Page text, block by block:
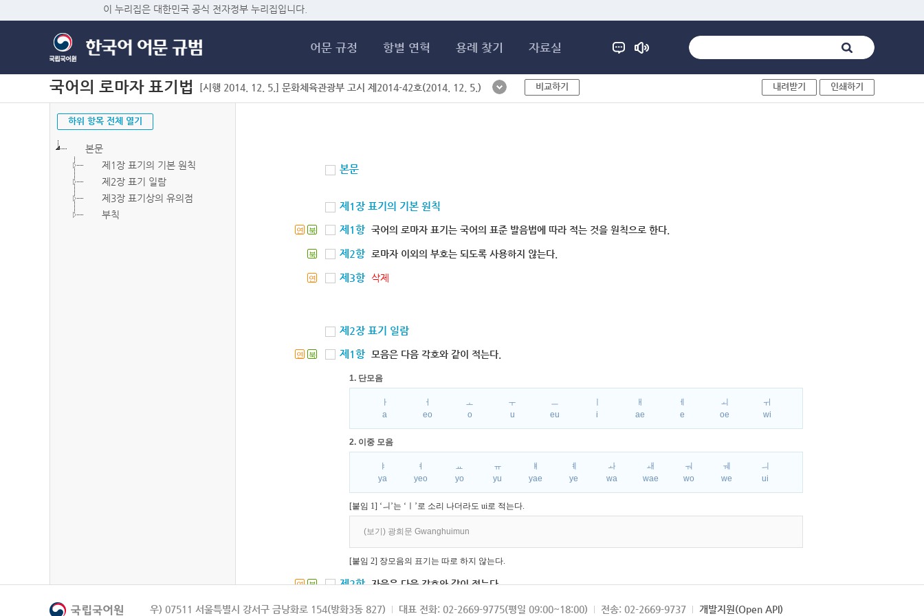
이 누리집은 대한민국 공식 전자정부 누리집입니다.
어문 규정 항별 연혁 용례 찾기 자료실
국어의 로마자 표기법 [시행 2014. 12. 5.] 문화체육관광부 고시 제2014-42호(2014. 12. 5.) 비교하기 내려받기 인쇄하기
하위 항목 전체 열기
본문
제1장 표기의 기본 원칙
제2장 표기 일람
제3장 표기상의 유의점
부칙
본문
제1장 표기의 기본 원칙
연 북 제1항 국어의 로마자 표기는 국어의 표준 발음법에 따라 적는 것을 원칙으로 한다.
북 제2항 로마자 이외의 부호는 되도록 사용하지 않는다.
연 제3항 삭제
제2장 표기 일람
연 북 제1항 모음은 다음 각호와 같이 적는다.
1. 단모음
ㅏ
a
ㅓ
eo
ㅗ
o
ㅜ
u
ㅡ
eu
i
ㅐ
ae
ㅔ
e
ㅚ
oe
ㅟ
wi
2. 이중 모음
ㅑ
ya
ㅕ
yeo
ㅛ
yo
ㅠ
yu
ㅒ
yae
ㅖ
ye
ㅘ
wa
ㅙ
wae
ㅝ
wo
ㅞ
we
ㅢ
ui
[붙임 1] ‘ㅢ’는 ‘ㅣ’로 소리 나더라도 ui로 적는다.
(보기) 광희문 Gwanghuimun
[붙임 2] 장모음의 표기는 따로 하지 않는다.
연 북 제2항 자음은 다음 각호와 같이 적는다.
1. 파열음
우) 07511 서울특별시 강서구 금낭화로 154(방화3동 827) 대표 전화: 02-2669-9775(평일 09:00~18:00) 전송: 02-2669-9737 개발지원(Open API)